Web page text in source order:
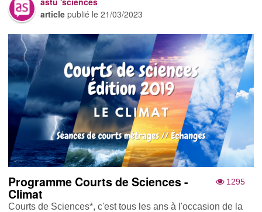
article publié le21/03/2023
1295
Programme Courts de Sciences -
Climat
Courts de Sciences*, c'est tous les ans à l'occasion de la